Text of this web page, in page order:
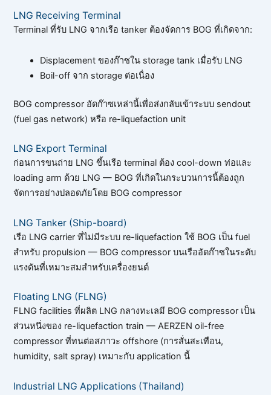
LNG Receiving Terminal
Terminal ที่รับ LNG จากเรือ tanker ต้องจัดการ BOG ที่เกิดจาก:
Displacement ของก๊าซใน storage tank เมื่อรับ LNG
Boil-off จาก storage ต่อเนื่อง
BOG compressor อัดก๊าซเหล่านี้เพื่อส่งกลับเข้าระบบ sendout
(fuel gas network) หรือ re-liquefaction unit
LNG Export Terminal
ก่อนการขนถ่าย LNG ขึ้นเรือ terminal ต้อง cool-down ท่อและ
loading arm ด้วย LNG — BOG ที่เกิดในกระบวนการนี้ต้องถูก
จัดการอย่างปลอดภัยโดย BOG compressor
LNG Tanker (Ship-board)
เรือ LNG carrier ที่ไม่มีระบบ re-liquefaction ใช้ BOG เป็น fuel
สำหรับ propulsion — BOG compressor บนเรืออัดก๊าซในระดับ
แรงดันที่เหมาะสมสำหรับเครื่องยนต์
Floating LNG (FLNG)
FLNG facilities ที่ผลิต LNG กลางทะเลมี BOG compressor เป็น
ส่วนหนึ่งของ re-liquefaction train — AERZEN oil-free
compressor ที่ทนต่อสภาวะ offshore (การสั่นสะเทือน,
humidity, salt spray) เหมาะกับ application นี้
Industrial LNG Applications (Thailand)